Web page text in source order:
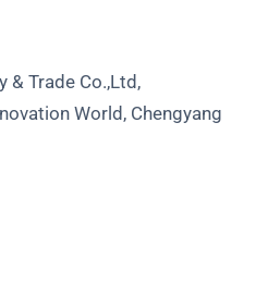
& Trade Co.,Ltd,
World, Chengyang